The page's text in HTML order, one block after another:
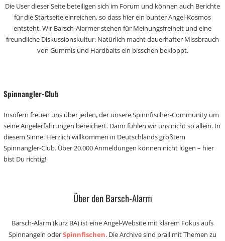
Die User dieser Seite beteiligen sich im Forum und können auch Berichte
für die Startseite einreichen, so dass hier ein bunter Angel-Kosmos
entsteht. Wir Barsch-Alarmer stehen für Meinungsfreiheit und eine
freundliche Diskussionskultur. Natürlich macht dauerhafter Missbrauch
von Gummis und Hardbaits ein bisschen bekloppt.
Spinnangler-Club
Insofern freuen uns über jeden, der unsere Spinnfischer-Community um
seine Angelerfahrungen bereichert. Dann fühlen wir uns nicht so allein. In
diesem Sinne: Herzlich willkommen in Deutschlands größtem
Spinnangler-Club. Über 20.000 Anmeldungen können nicht lügen – hier
bist Du richtig!
Über den Barsch-Alarm
Barsch-Alarm (kurz BA) ist eine Angel-Website mit klarem Fokus aufs
Spinnangeln oderSpinnfischen. Die Archive sind prall mit Themen zu